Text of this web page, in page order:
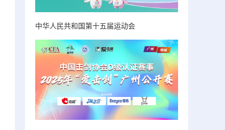
中华人民共和国第十五届运动会